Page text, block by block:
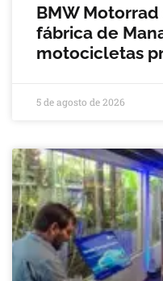
BMW
fábrica de
motocicletas
5 de agosto de 2026